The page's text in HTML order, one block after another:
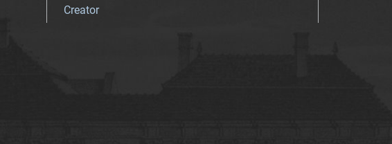
Creator